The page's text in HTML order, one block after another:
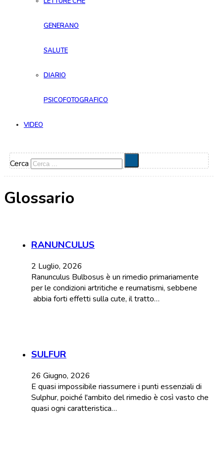
GENERANO
SALUTE
DIARIO
PSICOFOTOGRAFICO
VIDEO
Cerca
Glossario
RANUNCULUS
2 Luglio, 2026
Ranunculus Bulbosus è un rimedio primariamente
per le condizioni artritiche e reumatismi, sebbene
abbia forti effetti sulla cute, il tratto…
SULFUR
26 Giugno, 2026
E quasi impossibile riassumere i punti essenziali di
Sulphur, poiché l'ambito del rimedio è così vasto che
quasi ogni caratteristica…